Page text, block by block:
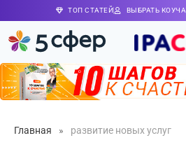
ТОП СТАТЕЙ ВЫБРАТЬ КОУЧА
Главная » развитие новых услуг